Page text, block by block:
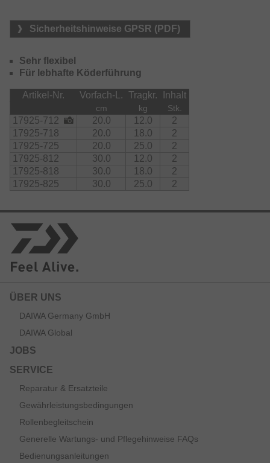
Sicherheitshinweise GPSR (PDF)
Sehr flexibel
Für lebhafte Köderführung
Artikel-Nr. Vorfach-L. Tragkr. Inhalt
cm kg Stk.
17925-712 20.0 12.0
2
17925-718
20.0 18.0
2
17925-725
20.0 25.0
2
17925-812
30.0 12.0
2
17925-818
30.0 18.0
2
17925-825
30.0 25.0 2
ÜBER UNS
DAIWA Germany GmbH
DAIWA Global
JOBS
SERVICE
Reparatur & Ersatzteile
Gewährleistungsbedingungen
Rollenbegleitschein
Generelle Wartungs- und Pflegehinweise FAQs
Bedienungsanleitungen